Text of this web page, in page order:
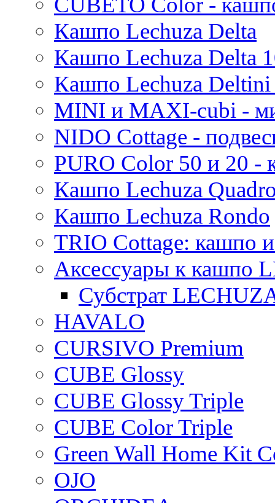
Mees
Pure
Кашпо Lechuza Delta
Кашпо Lechuza Delta
Кашпо Lechuza
MINI и MAXI-cubi -
NIDO Cottage -
PURO Color 50 и 20
Кашпо Lechuza
Кашпо Lechuza Rondo
TRIO Cottage: кашпо
Аксессуары к кашпо
Субстрат
HAVALO
CURSIVO Premium
CUBE Glossy
CUBE Glossy Triple
CUBE Color Triple
Green Wall Home Kit
OJO